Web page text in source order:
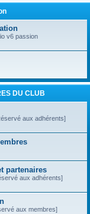
v6 passion
DU CLUB
aux adhérents]
partenaires
aux adhérents]
aux membres]